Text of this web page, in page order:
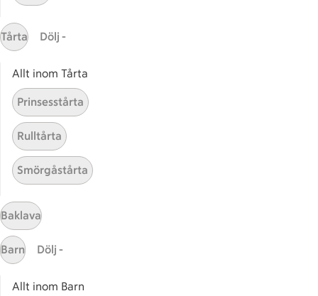
Handla online
ICAs matkasse
Catering
Apotek Hjärtat
Handla som företag
Gaston
ICAs tjänster
ICA-appen
ICA Scanna
ICA ToGo
Tårta Dölj -
Allt inom Tårta
Prinsesstårta
Rulltårta
Smörgåstårta
Baklava
Barn Dölj -
Allt inom Barn